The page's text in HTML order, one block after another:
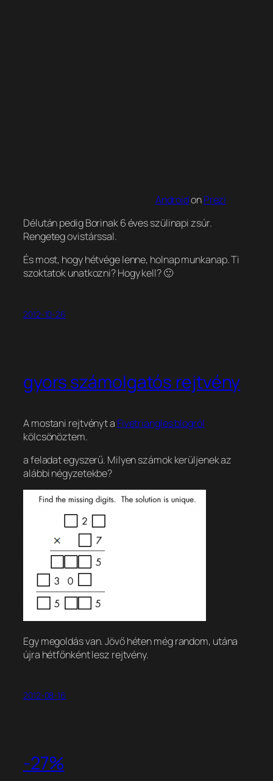
AndroidonPrezi
Délután pedig Borinak 6 éves szülinapi zsúr.
Rengeteg ovistárssal.
És most, hogy hétvége lenne, holnap munkanap. Ti
szoktatok unatkozni? Hogy kell? 🙂
2012-10-26
gyors számolgatós rejtvény
A mostani rejtvényt a Fivetriangles blogról
kölcsönöztem.
a feladat egyszerű. Milyen számok kerüljenek az
alábbi négyzetekbe?
Egy megoldás van. Jövő héten még random, utána
újra hétfőnként lesz rejtvény.
2012-08-16
-27%